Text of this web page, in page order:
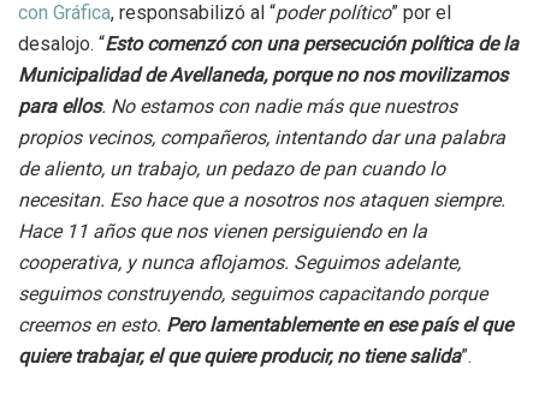
con Gráfica, responsabilizó al “poder político” por el
desalojo. “Esto comenzó con una persecución política de la
Municipalidad de Avellaneda, porque no nos movilizamos
para ellos. No estamos con nadie más que nuestros
propios vecinos, compañeros, intentando dar una palabra
de aliento, un trabajo, un pedazo de pan cuando lo
necesitan. Eso hace que a nosotros nos ataquen siempre.
Hace 11 años que nos vienen persiguiendo en la
cooperativa, y nunca aflojamos. Seguimos adelante,
seguimos construyendo, seguimos capacitando porque
creemos en esto. Pero lamentablemente en ese país el que
quiere trabajar, el que quiere producir, no tiene salida”.